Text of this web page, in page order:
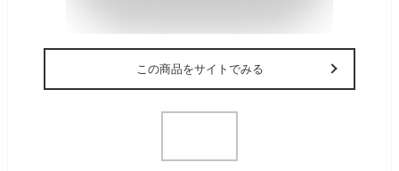
この商品をサイトでみる